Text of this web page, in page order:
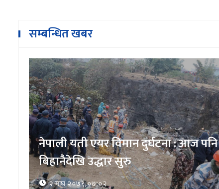
सम्बन्धित खबर
नक्कली रक्सी बनाउने पक्राउ
१५ माघ २०७९,१०:२६